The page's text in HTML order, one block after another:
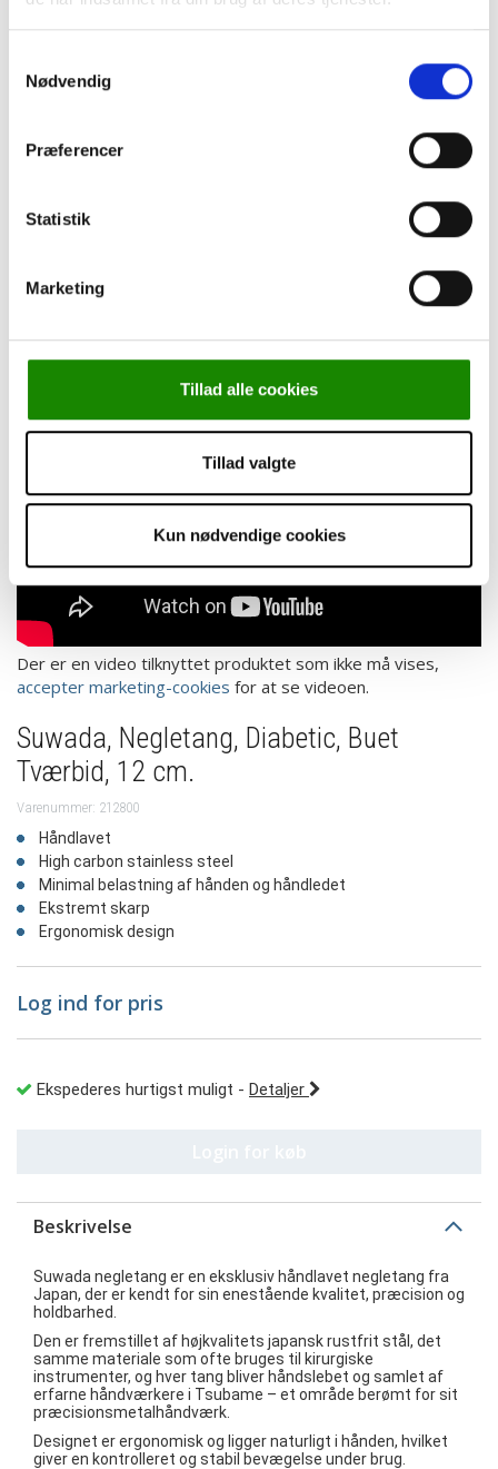
Nødvendig
Præferencer
Statistik
Marketing
Tillad alle cookies
Tillad valgte
Kun nødvendige cookies
Der er en video tilknyttet produktet som ikke må vises,
accepter marketing-cookies for at se videoen.
Suwada, Negletang, Diabetic, Buet
Tværbid, 12 cm.
Varenummer: 212800
Håndlavet
High carbon stainless steel
Minimal belastning af hånden og håndledet
Ekstremt skarp
Ergonomisk design
Log ind for pris
Ekspederes hurtigst muligt - Detaljer
Beskrivelse
Suwada negletang er en eksklusiv håndlavet negletang fra
Japan, der er kendt for sin enestående kvalitet, præcision og
holdbarhed.
Den er fremstillet af højkvalitets japansk rustfrit stål, det
samme materiale som ofte bruges til kirurgiske
instrumenter, og hver tang bliver håndslebet og samlet af
erfarne håndværkere i Tsubame – et område berømt for sit
præcisionsmetalhåndværk.
Designet er ergonomisk og ligger naturligt i hånden, hvilket
giver en kontrolleret og stabil bevægelse under brug.